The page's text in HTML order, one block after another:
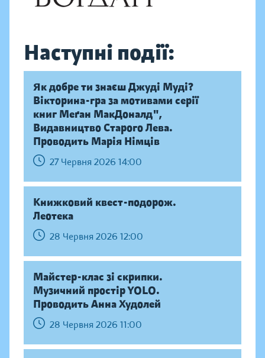
Наступні події:
Як добре ти знаєш Джуді Муді?
Вікторина-гра за мотивами серії
книг Меґан МакДоналд",
Видавництво Старого Лева.
Проводить Марія Німців
27 Червня 2026 14:00
Книжковий квест-подорож.
Леотека
28 Червня 2026 12:00
Майстер-клас зі скрипки.
Музичний простір YOLO.
Проводить Анна Худолей
28 Червня 2026 11:00